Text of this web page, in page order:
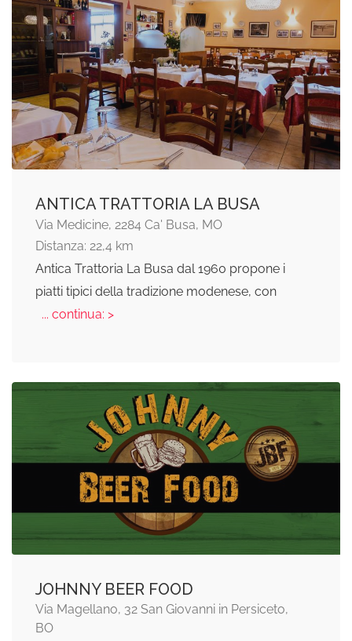
ANTICA TRATTORIA LA BUSA
Via Medicine, 2284 Ca' Busa, MO
Distanza: 22,4 km
Antica Trattoria La Busa dal 1960 propone i
piatti tipici della tradizione modenese, con
... continua: >
JOHNNY BEER FOOD
Via Magellano, 32 San Giovanni in Persiceto,
BO